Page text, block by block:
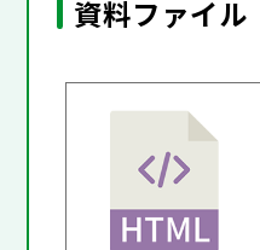
資料ファイル